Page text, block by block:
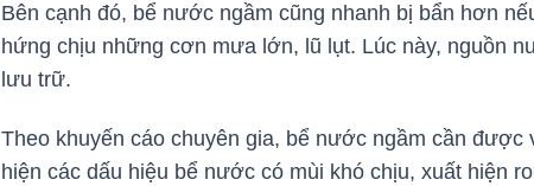
Bên cạnh đó, bể nước ngầm cũng nhanh bị bẩn hơn
hứng chịu những cơn mưa lớn, lũ lụt. Lúc này, nguồn
lưu trữ.
Theo khuyến cáo chuyên gia, bể nước ngầm cần
hiện các dấu hiệu bể nước có mùi khó chịu, xuất hiện